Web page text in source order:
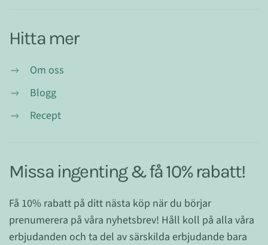
Hitta mer
Om oss
Blogg
Recept
Missa ingenting & få 10% rabatt!
Få 10% rabatt på ditt nästa köp när du börjar
prenumerera på våra nyhetsbrev! Håll koll på alla våra
erbjudanden och ta del av särskilda erbjudande bara